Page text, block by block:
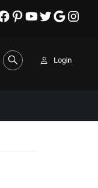
Login